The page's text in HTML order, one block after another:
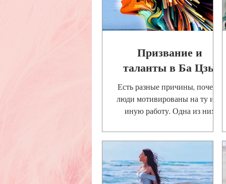
Призвание и
таланты в Ба Цзы
Есть разные причины, почему
люди мотивированы на ту или
иную работу. Одна из них
работе. Страсть может быть